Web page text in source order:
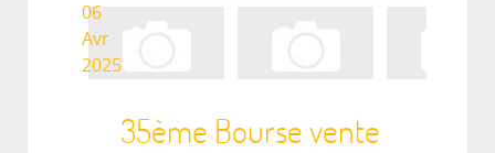
06
Avr
2025
35ème Bourse vente